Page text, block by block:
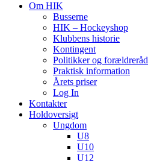
Om HIK
Busserne
HIK – Hockeyshop
Klubbens historie
Kontingent
Politikker og forældreråd
Praktisk information
Årets priser
Log In
Kontakter
Holdoversigt
Ungdom
U8
U10
U12